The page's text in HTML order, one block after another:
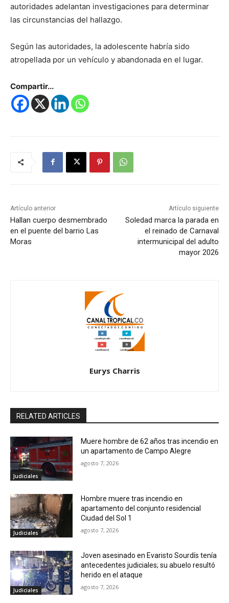
autoridades adelantan investigaciones para determinar
las circunstancias del hallazgo.
Según las autoridades, la adolescente habría sido
atropellada por un vehículo y abandonada en el lugar.
Compartir...
Artículo anterior
Hallan cuerpo desmembrado
en el puente del barrio Las
Moras
Artículo siguiente
Soledad marca la parada en
el reinado de Carnaval
intermunicipal del adulto
mayor 2026
Eurys Charris
RELATED ARTICLES
Judiciales
Muere hombre de 62 años tras incendio en
un apartamento de Campo Alegre
agosto 7, 2026
Judiciales
Hombre muere tras incendio en
apartamento del conjunto residencial
Ciudad del Sol 1
agosto 7, 2026
Judiciales
Joven asesinado en Evaristo Sourdís tenía
antecedentes judiciales; su abuelo resultó
herido en el ataque
agosto 7, 2026